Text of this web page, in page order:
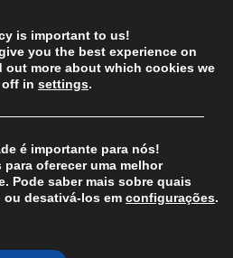
is important to us!
you the best experience on
out more about which cookies we
off in settings.
é importante para nós!
oferecer uma melhor
Pode saber mais sobre quais
desativá-los em configurações.